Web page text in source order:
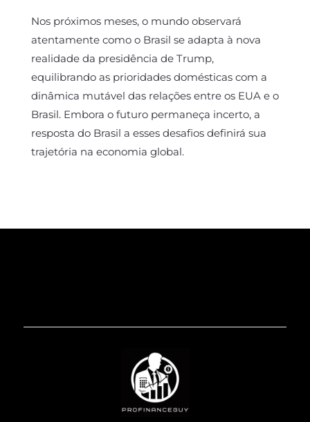
Nos próximos meses, o mundo observará
atentamente como o Brasil se adapta à nova
realidade da presidência de Trump,
equilibrando as prioridades domésticas com a
dinâmica mutável das relações entre os EUA e o
Brasil. Embora o futuro permaneça incerto, a
resposta do Brasil a esses desafios definirá sua
trajetória na economia global.